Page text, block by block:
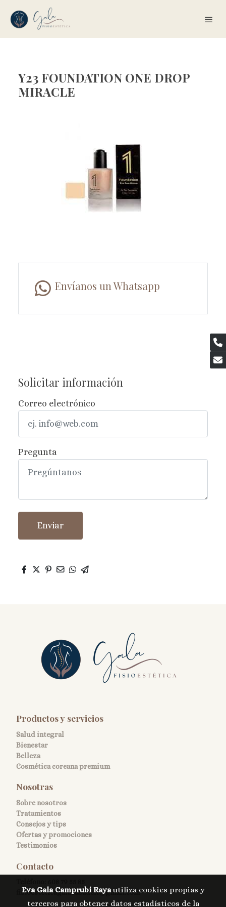
Y23 FOUNDATION ONE DROP
MIRACLE
Envíanos un Whatsapp
Solicitar información
Correo electrónico
Pregunta
Enviar
Productos y servicios
Salud integral
Bienestar
Belleza
Cosmética coreana premium
Nosotras
Sobre nosotros
Tratamientos
Consejos y tips
Ofertas y promociones
Testimonios
Contacto
fisioesteticagalasabadell@gmail.com
Eva Gala Camprubí Rayautiliza cookies propias y
terceros para obtener datos estadísticos de la